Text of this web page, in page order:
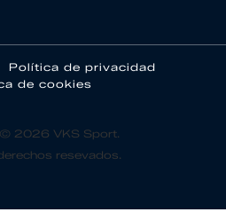
Política de privacidad
de cookies
2026 VKS Sport.
resevados.